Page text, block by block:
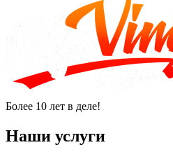
Более 10 лет в деле!
Наши услуги